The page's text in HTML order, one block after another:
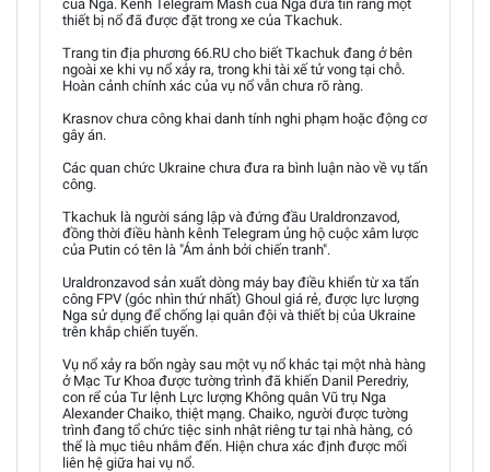
của Nga. Kênh Telegram Mash của Nga đưa tin rằng một
thiết bị nổ đã được đặt trong xe của Tkachuk.
Trang tin địa phương 66.RU cho biết Tkachuk đang ở bên
ngoài xe khi vụ nổ xảy ra, trong khi tài xế tử vong tại chỗ.
Hoàn cảnh chính xác của vụ nổ vẫn chưa rõ ràng.
Krasnov chưa công khai danh tính nghi phạm hoặc động cơ
gây án.
Các quan chức Ukraine chưa đưa ra bình luận nào về vụ tấn
công.
Tkachuk là người sáng lập và đứng đầu Uraldronzavod,
đồng thời điều hành kênh Telegram ủng hộ cuộc xâm lược
của Putin có tên là "Ám ảnh bởi chiến tranh".
Uraldronzavod sản xuất dòng máy bay điều khiển từ xa tấn
công FPV (góc nhìn thứ nhất) Ghoul giá rẻ, được lực lượng
Nga sử dụng để chống lại quân đội và thiết bị của Ukraine
trên khắp chiến tuyến.
Vụ nổ xảy ra bốn ngày sau một vụ nổ khác tại một nhà hàng
ở Mạc Tư Khoa được tường trình đã khiến Danil Peredriy,
con rể của Tư lệnh Lực lượng Không quân Vũ trụ Nga
Alexander Chaiko, thiệt mạng. Chaiko, người được tường
trình đang tổ chức tiệc sinh nhật riêng tư tại nhà hàng, có
thể là mục tiêu nhắm đến. Hiện chưa xác định được mối
liên hệ giữa hai vụ nổ.